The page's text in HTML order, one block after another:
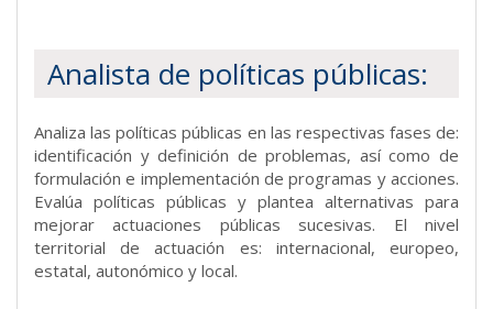
Analista de políticas públicas:
Analiza las políticas públicas en las respectivas fases de:
identificación y definición de problemas, así como de
formulación e implementación de programas y acciones.
Evalúa políticas públicas y plantea alternativas para
mejorar actuaciones públicas sucesivas. El nivel
territorial de actuación es: internacional, europeo,
estatal, autonómico y local.